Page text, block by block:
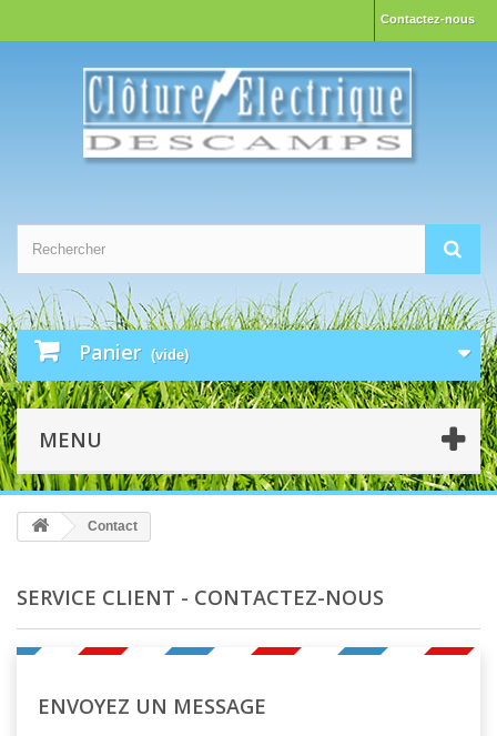
Contactez-nous
Panier (vide)
MENU
Contact
SERVICE CLIENT - CONTACTEZ-NOUS
ENVOYEZ UN MESSAGE